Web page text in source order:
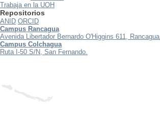
Trabaja en la UOH
Repositorios
ANID ORCID
Campus Rancagua
Avenida Libertador Bernardo O'Higgins 611, Rancagua.
Campus Colchagua
Ruta I-50 S/N, San Fernando.